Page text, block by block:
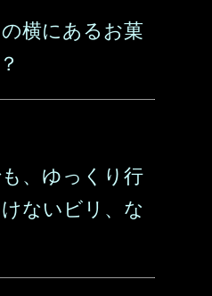
横にあるお菓
、ゆっくり行
ないビリ、な